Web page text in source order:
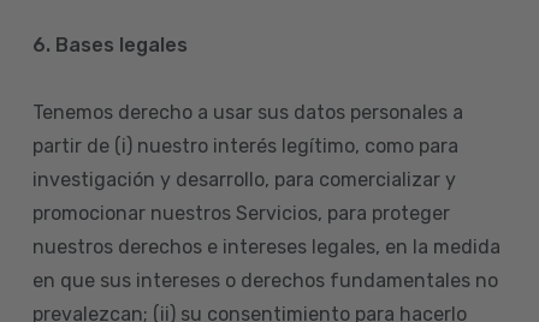
6. Bases legales
Tenemos derecho a usar sus datos personales a
partir de (i) nuestro interés legítimo, como para
investigación y desarrollo, para comercializar y
promocionar nuestros Servicios, para proteger
nuestros derechos e intereses legales, en la medida
en que sus intereses o derechos fundamentales no
prevalezcan; (ii) su consentimiento para hacerlo